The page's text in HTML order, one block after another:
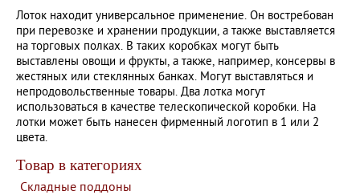
Лоток находит универсальное применение. Он востребован
при перевозке и хранении продукции, а также выставляется
на торговых полках. В таких коробках могут быть
выставлены овощи и фрукты, а также, например, консервы в
жестяных или стеклянных банках. Могут выставляться и
непродовольственные товары. Два лотка могут
использоваться в качестве телескопической коробки. На
лотки может быть нанесен фирменный логотип в 1 или 2
цвета.
Товар в категориях
Складные поддоны